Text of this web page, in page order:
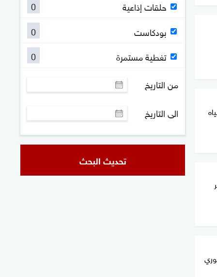
حلقات إذاعية
0
بودكاست
0
تغطية مستمرة
0
من التاريخ
الى التاريخ
تحديث البحث